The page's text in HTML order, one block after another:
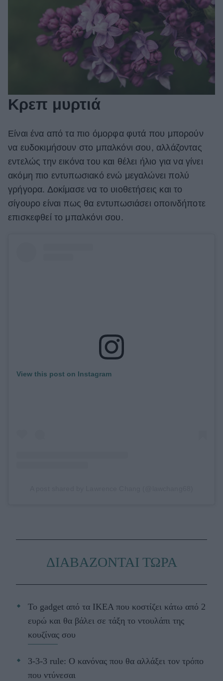
Κρεπ μυρτιά
Είναι ένα από τα πιο όμορφα φυτά που μπορούν
να ευδοκιμήσουν στο μπαλκόνι σου, αλλάζοντας
εντελώς την εικόνα του και θέλει ήλιο για να γίνει
ακόμη πιο εντυπωσιακό ενώ μεγαλώνει πολύ
γρήγορα. Δοκίμασε να το υιοθετήσεις και το
σίγουρο είναι πως θα εντυπωσιάσει οποινδήποτε
επισκεφθεί το μπαλκόνι σου.
View this post on Instagram
ΔΙΑΒΑΖΟΝΤΑΙ ΤΩΡΑ
Το gadget από τα IKEA που κοστίζει κάτω από 2
ευρώ και θα βάλει σε τάξη το ντουλάπι της
κουζίνας σου
3-3-3 rule: Ο κανόνας που θα αλλάξει τον τρόπο
που ντύνεσαι